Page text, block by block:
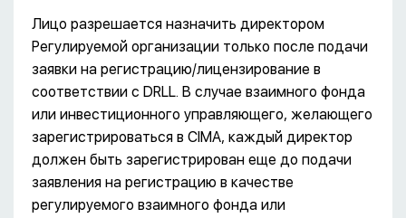
Лицо разрешается назначить директором
Регулируемой организации только после подачи
заявки на регистрацию/лицензирование в
соответствии с DRLL. В случае взаимного фонда
или инвестиционного управляющего, желающего
зарегистрироваться в CIMA, каждый директор
должен быть зарегистрирован еще до подачи
заявления на регистрацию в качестве
регулируемого взаимного фонда или